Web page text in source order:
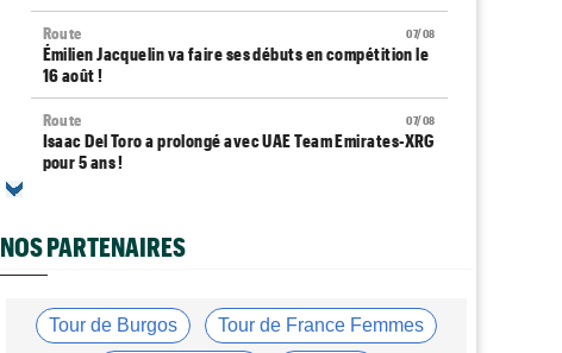
07/08
Route
Émilien Jacquelin va faire ses débuts en compétition le
16 août !
07/08
Route
Isaac Del Toro a prolongé avec UAE Team Emirates-XRG
pour 5 ans !
monnaie courante"
Le Mercato vélo est ouvert... toutes les dernières infos
et rumeurs
NOS PARTENAIRES
Tour de Burgos Tour de France Femmes